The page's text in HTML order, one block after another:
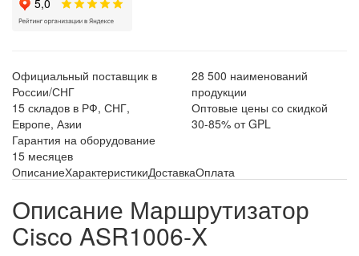
Официальный поставщик в
России/СНГ
28 500 наименований
продукции
15 складов в РФ, СНГ,
Европе, Азии
Оптовые цены со скидкой
30-85% от GPL
Гарантия на оборудование
15 месяцев
ОписаниеХарактеристикиДоставкаОплата
Описание Маршрутизатор
Cisco ASR1006-X